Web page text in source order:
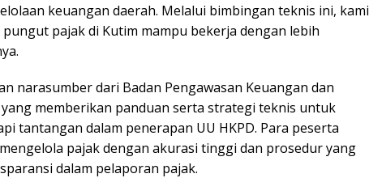
keuangan daerah. Melalui bimbingan teknis ini, kami
pajak di Kutim mampu bekerja dengan lebih
narasumber dari Badan Pengawasan Keuangan dan
yang memberikan panduan serta strategi teknis untuk
tantangan dalam penerapan UU HKPD. Para peserta
pajak dengan akurasi tinggi dan prosedur yang
dalam pelaporan pajak.